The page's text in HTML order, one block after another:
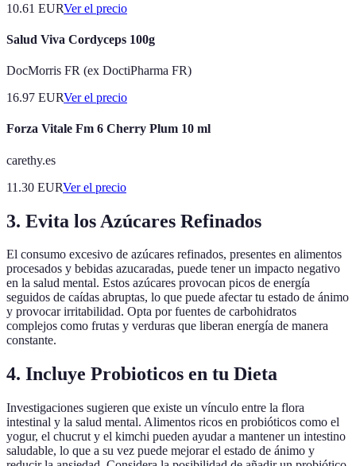
10.61 EURVer el precio
Salud Viva Cordyceps 100g
DocMorris FR (ex DoctiPharma FR)
16.97 EURVer el precio
Forza Vitale Fm 6 Cherry Plum 10 ml
carethy.es
11.30 EURVer el precio
3. Evita los Azúcares Refinados
El consumo excesivo de azúcares refinados, presentes en alimentos
procesados y bebidas azucaradas, puede tener un impacto negativo
en la salud mental. Estos azúcares provocan picos de energía
seguidos de caídas abruptas, lo que puede afectar tu estado de ánimo
y provocar irritabilidad. Opta por fuentes de carbohidratos
complejos como frutas y verduras que liberan energía de manera
constante.
4. Incluye Probioticos en tu Dieta
Investigaciones sugieren que existe un vínculo entre la flora
intestinal y la salud mental. Alimentos ricos en probióticos como el
yogur, el chucrut y el kimchi pueden ayudar a mantener un intestino
saludable, lo que a su vez puede mejorar el estado de ánimo y